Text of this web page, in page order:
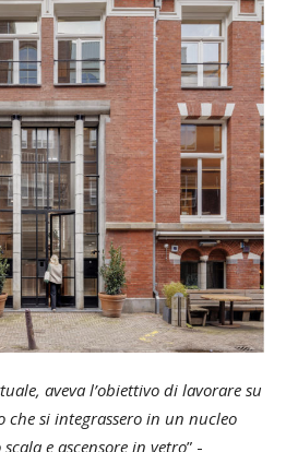
aveva l’obiettivo di lavorare su
che si integrassero in un nucleo
e ascensore in vetro” -